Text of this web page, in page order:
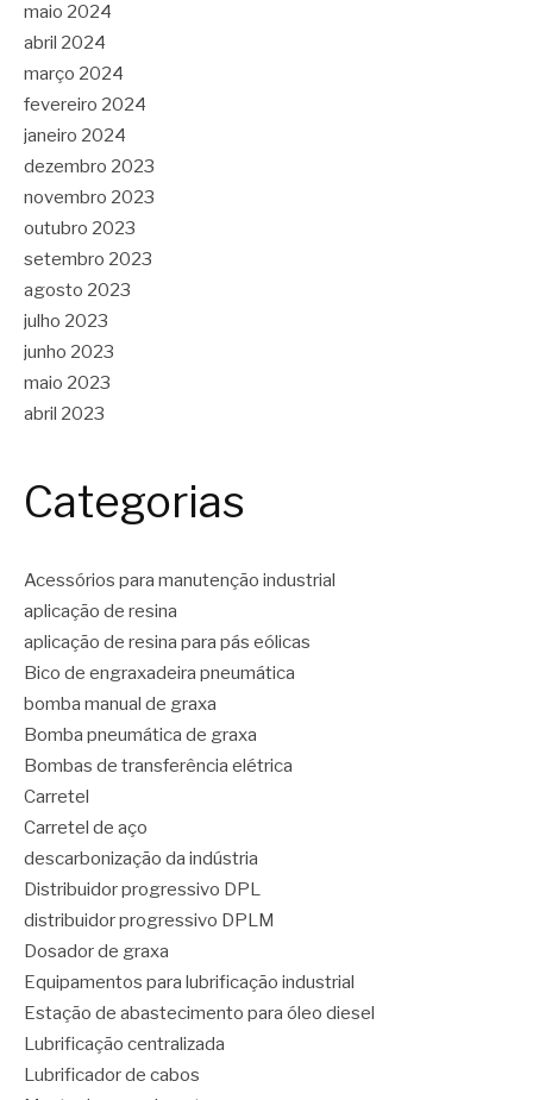
maio 2024
abril 2024
março 2024
fevereiro 2024
janeiro 2024
dezembro 2023
novembro 2023
outubro 2023
setembro 2023
agosto 2023
julho 2023
junho 2023
maio 2023
abril 2023
Categorias
Acessórios para manutenção industrial
aplicação de resina
aplicação de resina para pás eólicas
Bico de engraxadeira pneumática
bomba manual de graxa
Bomba pneumática de graxa
Bombas de transferência elétrica
Carretel
Carretel de aço
descarbonização da indústria
Distribuidor progressivo DPL
distribuidor progressivo DPLM
Dosador de graxa
Equipamentos para lubrificação industrial
Estação de abastecimento para óleo diesel
Lubrificação centralizada
Lubrificador de cabos